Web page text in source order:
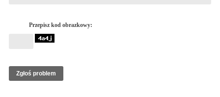
Przepisz kod obrazkowy: